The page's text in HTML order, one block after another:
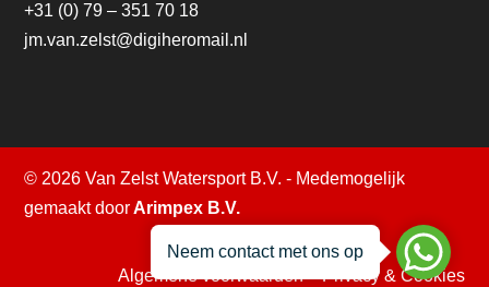
+31 (0) 79 – 351 70 18
jm.van.zelst@digiheromail.nl
© 2026 Van Zelst Watersport B.V. - Medemogelijk
gemaakt doorArimpex B.V.
Algemene voorwaarden–Privacy & Cookies
Neem contact met ons op